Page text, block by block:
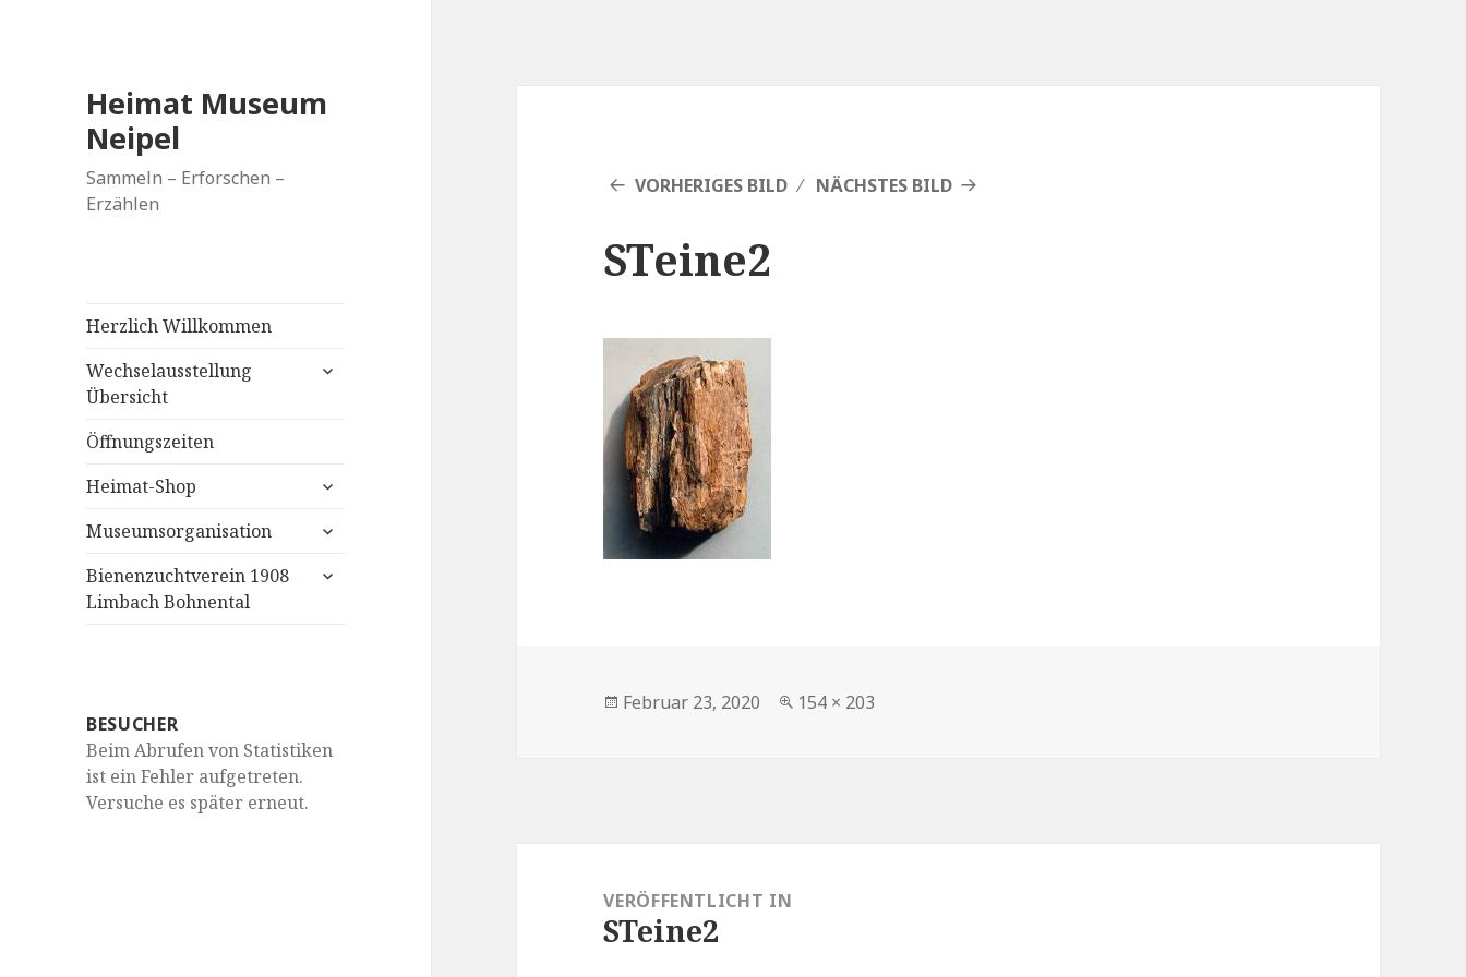
Heimat Museum
Neipel
Sammeln – Erforschen –
Erzählen
Herzlich Willkommen
Wechselausstellung
Übersicht
untermenü
Öffnungszeiten
Heimat-Shop
untermenü
Museumsorganisation
untermenü
Bienenzuchtverein 1908
Limbach Bohnental
untermenü
BESUCHER
Beim Abrufen von Statistiken
ist ein Fehler aufgetreten.
Versuche es später erneut.
VORHERIGES BILD NÄCHSTES BILD
STeine2
Veröffentlicht
Februar 23, 2020
Volle
154 × 203
VERÖFFENTLICHT IN
STeine2